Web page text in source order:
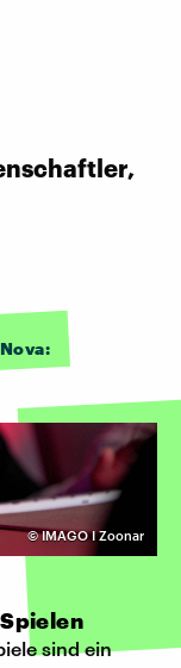
©IMAGO I Zoonar
sind ein